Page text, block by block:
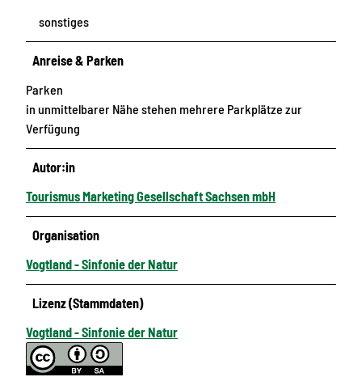
sonstiges
Anreise & Parken
Parken
in unmittelbarer Nähe stehen mehrere Parkplätze zur
Verfügung
Autor:in
Tourismus Marketing Gesellschaft Sachsen mbH
Organisation
Vogtland - Sinfonie der Natur
Lizenz (Stammdaten)
Vogtland - Sinfonie der Natur